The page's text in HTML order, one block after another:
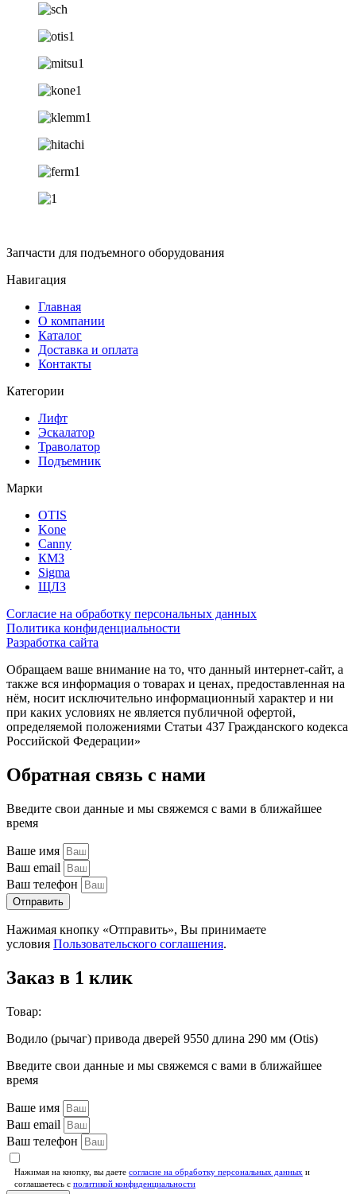
Запчасти для подъемного оборудования
Навигация
Главная
О компании
Каталог
Доставка и оплата
Контакты
Категории
Лифт
Эскалатор
Траволатор
Подъемник
Марки
OTIS
Kone
Canny
КМЗ
Sigma
ЩЛЗ
Согласие на обработку персональных данных
Политика конфиденциальности
Разработка сайта
Обращаем ваше внимание на то, что данный интернет-сайт, а
также вся информация о товарах и ценах, предоставленная на
нём, носит исключительно информационный характер и ни
при каких условиях не является публичной офертой,
определяемой положениями Статьи 437 Гражданского кодекса
Российской Федерации»
Обратная связь с нами
Введите свои данные и мы свяжемся с вами в ближайшее
время
Ваше имя
Ваш email
Ваш телефон
Отправить
Нажимая кнопку «Отправить», Вы принимаете
условия Пользовательского соглашения.
Заказ в 1 клик
Товар:
Водило (рычаг) привода дверей 9550 длина 290 мм (Otis)
Введите свои данные и мы свяжемся с вами в ближайшее
время
Ваше имя
Ваш email
Ваш телефон
Нажимая на кнопку, вы даете согласие на обработку персональных данных и
соглашаетесь c политикой конфиденциальности